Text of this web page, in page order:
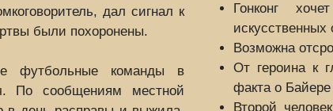
дал сигнал к
были похоронены.
футбольные команды в
По сообщениям местной
Гонконг
искусственных
Возможна
От героина к
факта о
Второй